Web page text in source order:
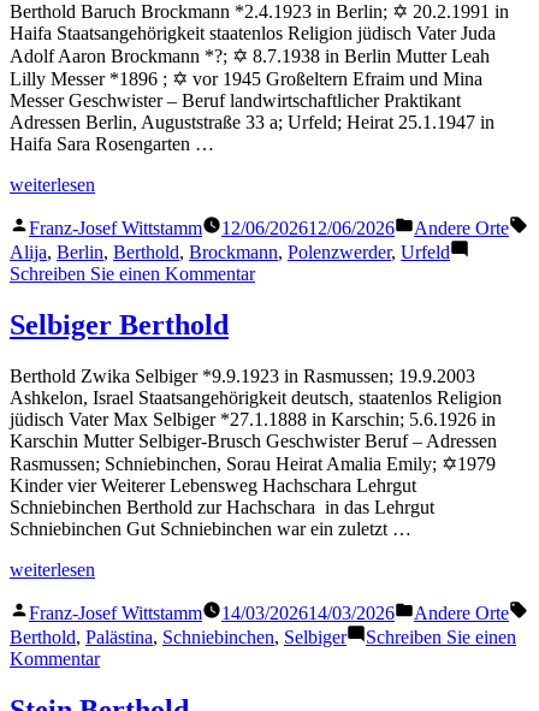
Berthold Baruch Brockmann *2.4.1923 in Berlin; ✡ 20.2.1991 in
Haifa Staatsangehörigkeit staatenlos Religion jüdisch Vater Juda
Adolf Aaron Brockmann *?; ✡ 8.7.1938 in Berlin Mutter Leah
Lilly Messer *1896 ; ✡ vor 1945 Großeltern Efraim und Mina
Messer Geschwister – Beruf landwirtschaftlicher Praktikant
Adressen Berlin, Auguststraße 33 a; Urfeld; Heirat 25.1.1947 in
Haifa Sara Rosengarten …
„Brockmann
weiterlesen
Veröffentlicht
von
Franz-Josef Wittstamm 12/06/202612/06/2026
Veröffentlicht
in
Andere Orte
Alija, Berlin, Berthold, Brockmann, Polenzwerder, Urfeld
Schreiben Sie einen Kommentarzu
Selbiger Berthold
Berthold Zwika Selbiger *9.9.1923 in Rasmussen; 19.9.2003
Ashkelon, Israel Staatsangehörigkeit deutsch, staatenlos Religion
jüdisch Vater Max Selbiger *27.1.1888 in Karschin; 5.6.1926 in
Karschin Mutter Selbiger-Brusch Geschwister Beruf – Adressen
Rasmussen; Schniebinchen, Sorau Heirat Amalia Emily; ✡1979
Kinder vier Weiterer Lebensweg Hachschara Lehrgut
Schniebinchen Berthold zur Hachschara in das Lehrgut
Schniebinchen Gut Schniebinchen war ein zuletzt …
„Selbiger
weiterlesen
Veröffentlicht
von
Franz-Josef Wittstamm 14/03/202614/03/2026
Veröffentlicht
in
Andere Orte
Berthold, Palästina, Schniebinchen, Selbiger
Schreiben Sie einen
Kommentarzu
Berthold